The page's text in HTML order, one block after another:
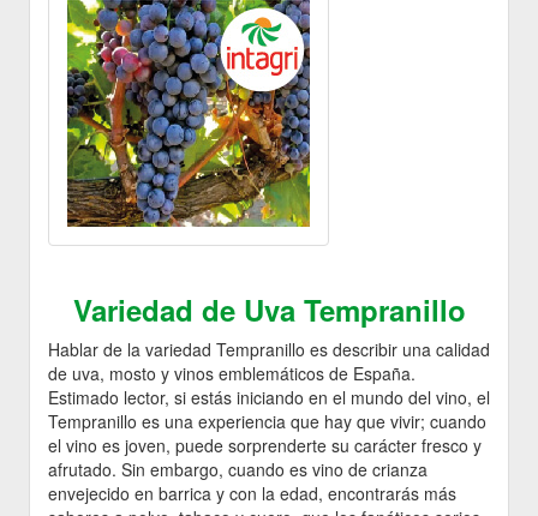
Variedad de Uva Tempranillo
Hablar de la variedad Tempranillo es describir una calidad
de uva, mosto y vinos emblemáticos de España.
Estimado lector, si estás iniciando en el mundo del vino, el
Tempranillo es una experiencia que hay que vivir; cuando
el vino es joven, puede sorprenderte su carácter fresco y
afrutado. Sin embargo, cuando es vino de crianza
envejecido en barrica y con la edad, encontrarás más